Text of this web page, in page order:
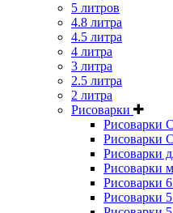
5 литров
4.8 литра
4.5 литра
4 литра
3 литра
2.5 литра
2 литра
Рисоварки
Рисоварки
Рисоварки
Рисоварки
Рисоварки
Рисоварки
Рисоварки